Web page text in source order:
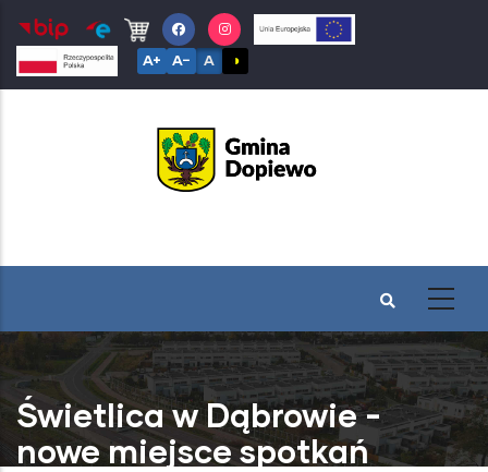
Przejdź
do
treści
A+ A− A ◑
Świetlica w Dąbrowie -
nowe miejsce spotkań